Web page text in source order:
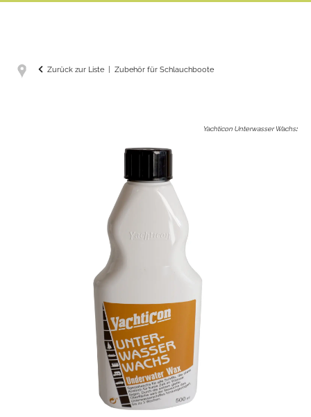
Zurück zur Liste Zubehör für Schlauchboote
Yachticon Unterwasser Wachs: